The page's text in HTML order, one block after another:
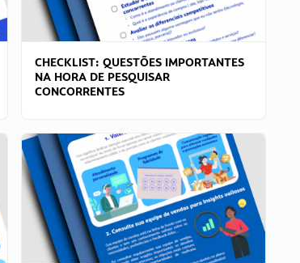
CHECKLIST: QUESTÕES IMPORTANTES
NA HORA DE PESQUISAR
CONCORRENTES